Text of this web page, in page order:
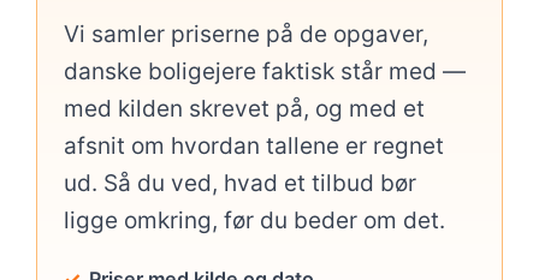
Vi samler priserne på de opgaver,
danske boligejere faktisk står med —
med kilden skrevet på, og med et
afsnit om hvordan tallene er regnet
ud. Så du ved, hvad et tilbud bør
ligge omkring, før du beder om det.